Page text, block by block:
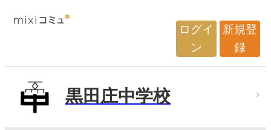
ログイ
ン
新規登
録
黒田庄中学校